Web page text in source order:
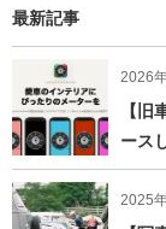
最新記事
2026
【
ース
2025